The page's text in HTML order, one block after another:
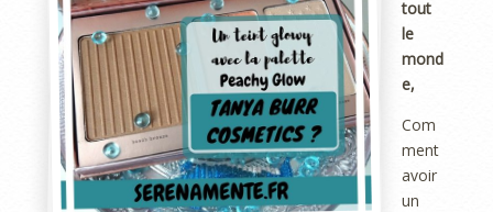
tout
le
mond
e,
Com
ment
avoir
un